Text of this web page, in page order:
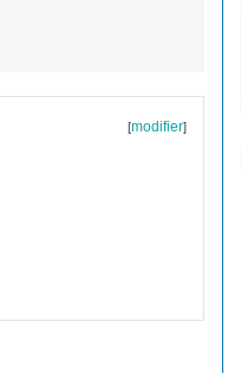
[modifier]